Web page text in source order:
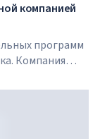
компанией
программ
Компания
созданной